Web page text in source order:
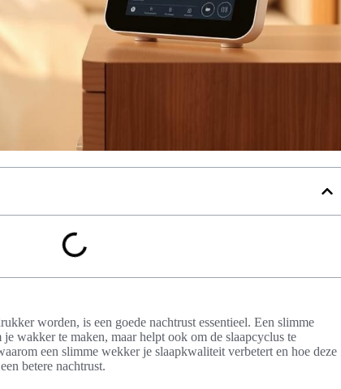
worden, is een goede nachtrust essentieel. Een slimme
wakker te maken, maar helpt ook om de slaapcyclus te
een slimme wekker je slaapkwaliteit verbetert en hoe deze
betere nachtrust.